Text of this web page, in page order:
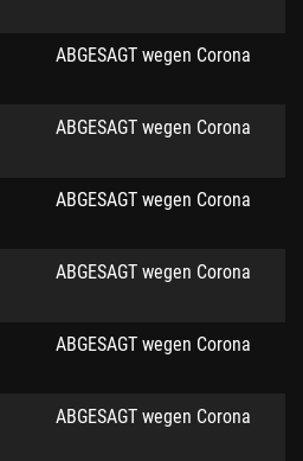
ABGESAGT wegen Corona
ABGESAGT wegen Corona
ABGESAGT wegen Corona
ABGESAGT wegen Corona
ABGESAGT wegen Corona
ABGESAGT wegen Corona